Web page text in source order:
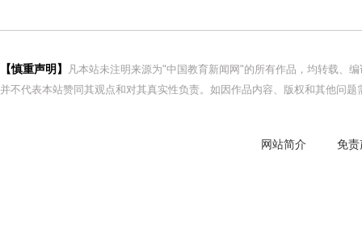
【慎重声明】
凡本站未注明来源为"中国教育新闻网"的所有作品，均转载、
并不代表本站赞同其观点和对其真实性负责。如因作品内容、版权和其他问
网站简介 免责